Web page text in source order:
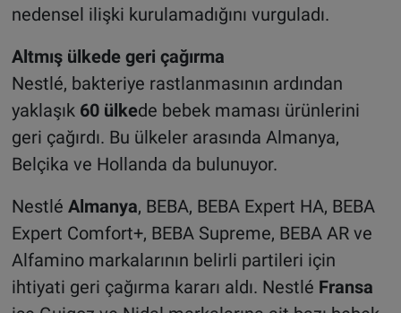
nedensel ilişki kurulamadığını vurguladı.
Altmış ülkede geri çağırma
Nestlé, bakteriye rastlanmasının ardından
yaklaşık 60 ülkede bebek maması ürünlerini
geri çağırdı. Bu ülkeler arasında Almanya,
Belçika ve Hollanda da bulunuyor.
Nestlé Almanya, BEBA, BEBA Expert HA, BEBA
Expert Comfort+, BEBA Supreme, BEBA AR ve
Alfamino markalarının belirli partileri için
ihtiyati geri çağırma kararı aldı. Nestlé Fransa